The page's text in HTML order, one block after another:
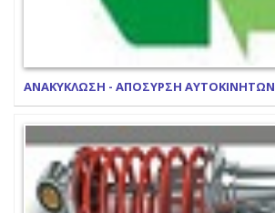
ΑΝΑΚΥΚΛΩΣΗ - ΑΠΟΣΥΡΣΗ ΑΥΤΟΚΙΝΗΤΩΝ